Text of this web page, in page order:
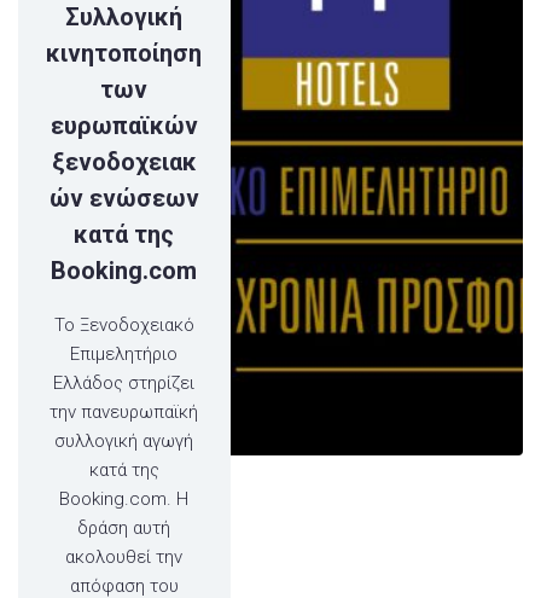
Συλλογική
κινητοποίηση
των
ευρωπαϊκών
ξενοδοχειακ
ών ενώσεων
κατά της
Booking.com
Το Ξενοδοχειακό
Επιμελητήριο
Ελλάδος στηρίζει
την πανευρωπαϊκή
συλλογική αγωγή
κατά της
Booking.com. Η
δράση αυτή
ακολουθεί την
απόφαση του